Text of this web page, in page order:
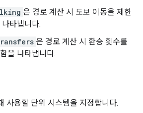
은 경로 계산 시 도보 이동을 제한
타냅니다.
은 경로 계산 시 환승 횟수를
을 나타냅니다.
사용할 단위 시스템을 지정합니다.